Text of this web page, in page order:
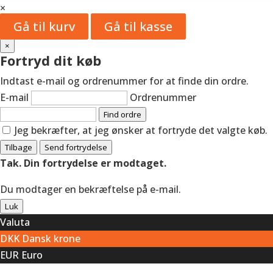
×
Gå til kurv Gå til kasse
×
Fortryd dit køb
Indtast e-mail og ordrenummer for at finde din ordre.
E-mail
Ordrenummer
Find ordre
Jeg bekræfter, at jeg ønsker at fortryde det valgte køb.
Tilbage Send fortrydelse
Tak. Din fortrydelse er modtaget.
Du modtager en bekræftelse på e-mail.
Luk
Valuta
DKK Dansk krone
EUR Euro